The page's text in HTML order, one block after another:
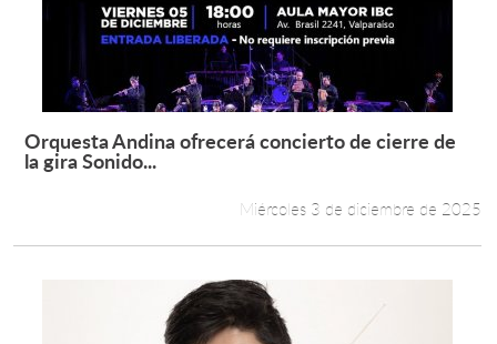
Leer más +
Orquesta Andina ofrecerá concierto de cierre de
la gira Sonido...
Miércoles 3 de diciembre de 2025